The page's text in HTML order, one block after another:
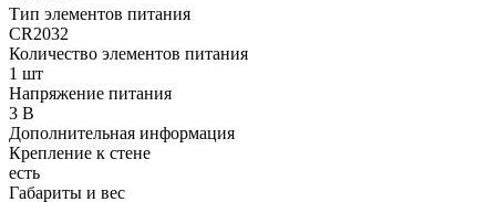
Тип элементов питания
CR2032
Количество элементов питания
1 шт
Напряжение питания
3 В
Дополнительная информация
Крепление к стене
есть
Габариты и вес